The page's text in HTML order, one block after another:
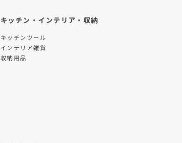
キッチン・インテリア・収納
キッチンツール
インテリア雑貨
収納用品